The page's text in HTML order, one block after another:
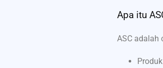
Apa itu
ASC adalah